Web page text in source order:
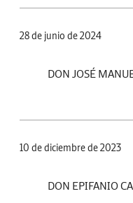
28 de junio de 2024
DON JOSÉ
10 de diciembre de 2023
DON EPIFANIO